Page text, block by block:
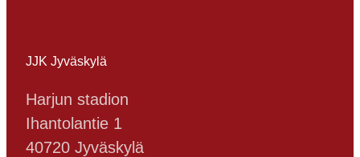
JJK Jyväskylä
Harjun stadion
Ihantolantie 1
40720 Jyväskylä